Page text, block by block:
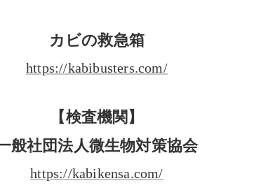
カビの救急箱
https://kabibusters.com/
【検査機関】
般社団法人微生物対策協会
https://kabikensa.com/